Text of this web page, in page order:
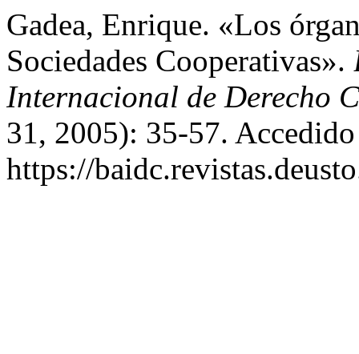
Gadea, Enrique. «Los
Sociedades Cooperativas».
Internacional de Derecho
31, 2005): 35-57.
https://